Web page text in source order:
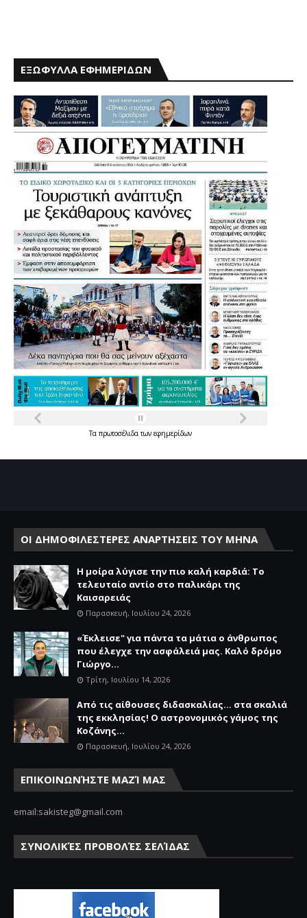
ΕΞΩΦΥΛΛΑ ΕΦΗΜΕΡΙΔΩΝ
Τα πρωτοσέλιδατων εφημερίδων
ΟΙ ΔΗΜΟΦΙΛΕΣΤΕΡΕΣ ΑΝΑΡΤΗΣΕΙΣ ΤΟΥ ΜΗΝΑ
Η μοίρα λύγισε την πιο καλή καρδιά: Το
τελευταίο αντίο στο παλικάρι της
Καισαρειάς
Παρασκευή, Ιουλίου 24, 2026
«Έκλεισε" για πάντα τα μάτια ο άνθρωπος
που έλεγχε την ασφάλειά μας. Καλό δρόμο
Γιώργο...
Τρίτη, Ιουλίου 14, 2026
Από τις αίθουσες διδασκαλίας… στα σκαλιά
της εκκλησίας! Ο αστρονομικός γάμος της
Κοζάνης...
Παρασκευή, Ιουλίου 24, 2026
ΕΠΙΚΟΙΝΩΝΉΣΤΕ ΜΑΖΊ ΜΑΣ
email:sakisteg@gmail.com
ΣΥΝΟΛΙΚΈΣ ΠΡΟΒΟΛΈΣ ΣΕΛΊΔΑΣ